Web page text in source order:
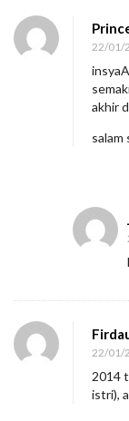
22/01/
akhir
salam
22/01/
2014
istri),